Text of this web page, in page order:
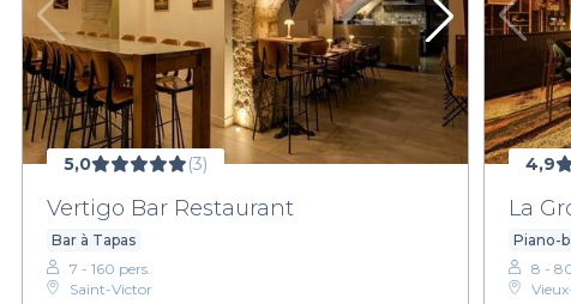
5,0 (3)
Vertigo Bar Restaurant
Bar à Tapas
7 - 160 pers.
Saint-Victor
4,9
La
Piano-
8 -